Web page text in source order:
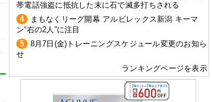
帯電話強盗に抵抗した末に石で滅多打ちされる
4
まもなくリーグ開幕 アルビレックス新潟 キーマ
ン“右の2人”に注目
5
8月7日(金)トレーニングスケジュール変更のお知ら
せ
ランキングページを表示